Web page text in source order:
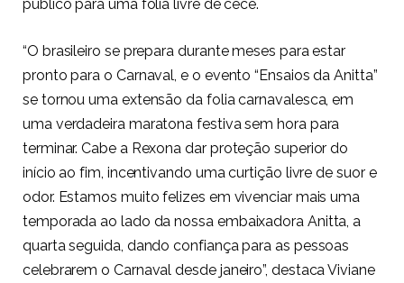
público para uma folia livre de cecê.
“O brasileiro se prepara durante meses para estar
pronto para o Carnaval, e o evento “Ensaios da Anitta”
se tornou uma extensão da folia carnavalesca, em
uma verdadeira maratona festiva sem hora para
terminar. Cabe a Rexona dar proteção superior do
início ao fim, incentivando uma curtição livre de suor e
odor. Estamos muito felizes em vivenciar mais uma
temporada ao lado da nossa embaixadora Anitta, a
quarta seguida, dando confiança para as pessoas
celebrarem o Carnaval desde janeiro”, destaca Viviane